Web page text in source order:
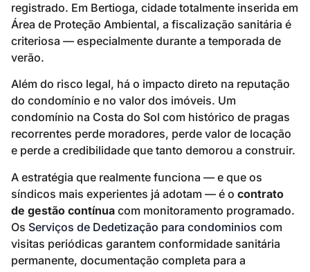
registrado. Em Bertioga, cidade totalmente inserida em
Área de Proteção Ambiental, a fiscalização sanitária é
criteriosa — especialmente durante a temporada de
verão.
Além do risco legal, há o impacto direto na reputação
do condomínio e no valor dos imóveis. Um
condomínio na Costa do Sol com histórico de pragas
recorrentes perde moradores, perde valor de locação
e perde a credibilidade que tanto demorou a construir.
A estratégia que realmente funciona — e que os
síndicos mais experientes já adotam — é o contrato
de gestão contínua com monitoramento programado.
Os Serviços de Dedetização para condominios com
visitas periódicas garantem conformidade sanitária
permanente, documentação completa para a